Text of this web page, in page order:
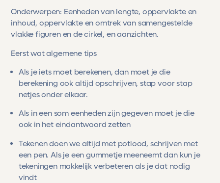
Onderwerpen: Eenheden van lengte, oppervlakte en
inhoud, oppervlakte en omtrek van samengestelde
vlakke figuren en de cirkel, en aanzichten.
Eerst wat algemene tips
Als je iets moet berekenen, dan moet je die
berekening ook altijd opschrijven, stap voor stap
netjes onder elkaar.
Als in een som eenheden zijn gegeven moet je die
ook in het eindantwoord zetten
Tekenen doen we altijd met potlood, schrijven met
een pen. Als je een gummetje meeneemt dan kun je
tekeningen makkelijk verbeteren als je dat nodig
vindt